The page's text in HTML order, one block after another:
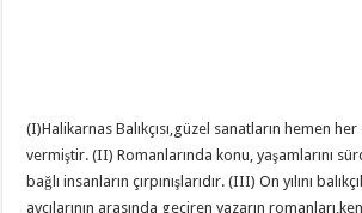
(I)Halikarnas Balıkçısı,güzel sanatların hemen
vermiştir. (II) Romanlarında konu, yaşamlarını
bağlı insanların çırpınışlarıdır. (III) On yılını
avcılarının arasında geçiren yazarın